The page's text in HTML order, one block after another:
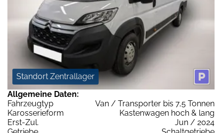
Standort Zentrallager
Allgemeine Daten:
Fahrzeugtyp
Van / Transporter bis 7,5 Tonnen
Karosserieform
Kastenwagen hoch & lang
Erst-Zul.
Jun / 2024